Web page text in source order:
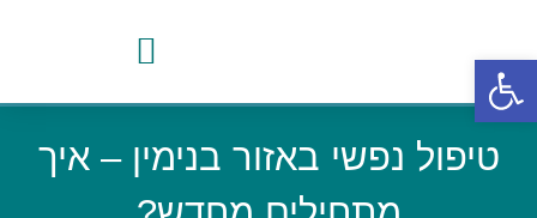
טיפול נפשי באזור בנימין – איך
פתח סרגל נגישות